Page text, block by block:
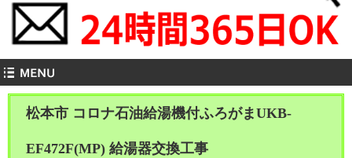
松本市 コロナ石油給湯機付ふろがまUKB-
EF472F(MP) 給湯器交換工事